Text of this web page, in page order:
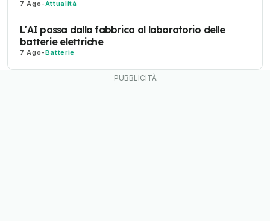
7 Ago-Attualità
L'AI passa dalla fabbrica al laboratorio delle
batterie elettriche
7 Ago-Batterie